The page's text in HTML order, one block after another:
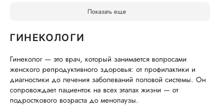
Показать еще
ГИНЕКОЛОГИ
Гинеколог — это врач, который занимается вопросами
женского репродуктивного здоровья: от профилактики и
диагностики до лечения заболеваний половой системы. Он
сопровождает пациенток на всех этапах жизни — от
подросткового возраста до менопаузы.